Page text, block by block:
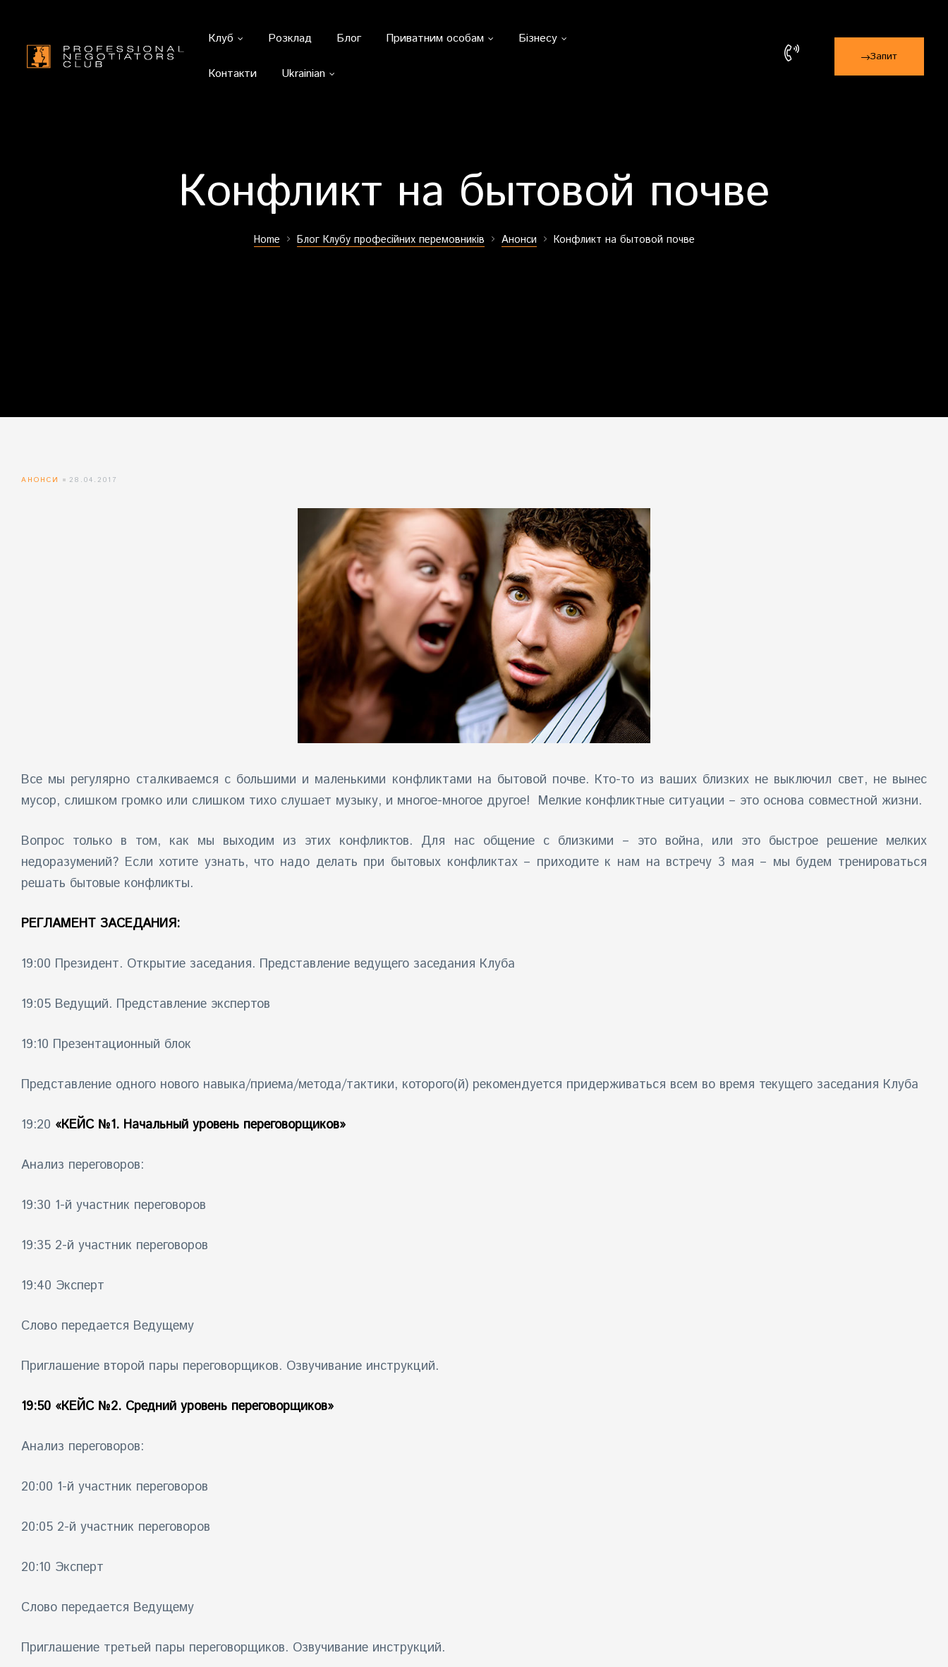
Клуб Розклад Блог Приватним особам Бізнесу
Контакти Ukrainian
Запит
Конфликт на бытовой почве
Home Блог Клубу професійних перемовників Анонси Конфликт на бытовой почве
АНОНСИ 28.04.2017
Все мы регулярно сталкиваемся с большими и маленькими конфликтами на бытовой почве. Кто-то из ваших близких не выключил свет, не вынес
мусор, слишком громко или слишком тихо слушает музыку, и многое-многое другое! Мелкие конфликтные ситуации – это основа совместной жизни.
Вопрос только в том, как мы выходим из этих конфликтов. Для нас общение с близкими – это война, или это быстрое решение мелких
недоразумений? Если хотите узнать, что надо делать при бытовых конфликтах – приходите к нам на встречу 3 мая – мы будем тренироваться
решать бытовые конфликты.
РЕГЛАМЕНТ ЗАСЕДАНИЯ:
19:00 Президент. Открытие заседания. Представление ведущего заседания Клуба
19:05 Ведущий. Представление экспертов
19:10 Презентационный блок
Представление одного нового навыка/приема/метода/тактики, которого(й) рекомендуется придерживаться всем во время текущего заседания Клуба
19:20 «КЕЙС №1. Начальный уровень переговорщиков»
Анализ переговоров:
19:30 1-й участник переговоров
19:35 2-й участник переговоров
19:40 Эксперт
Слово передается Ведущему
Приглашение второй пары переговорщиков. Озвучивание инструкций.
19:50 «КЕЙС №2. Средний уровень переговорщиков»
Анализ переговоров:
20:00 1-й участник переговоров
20:05 2-й участник переговоров
20:10 Эксперт
Слово передается Ведущему
Приглашение третьей пары переговорщиков. Озвучивание инструкций.